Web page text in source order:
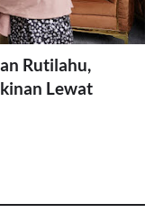
Rutilahu,
Lewat